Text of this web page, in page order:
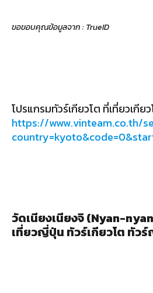
ขอขอบคุณข้อมูลจาก : TrueID
โปรแกรมทัวร์เกียวโต ที่เที่ยวเกีย
https://www.vinteam.co.th/
วัดเนียงเนียงจิ (Nyan-
เที่ยวญี่ปุ่น ทัวร์เกียวโต ทัว